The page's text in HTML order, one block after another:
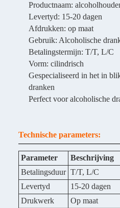
Productnaam:
Levertyd: 15-20 dagen
Afdrukken: op maat
Gebruik: Alcoholische
Betalingstermijn: T/T, L/C
Vorm: cilindrisch
Gespecialiseerd in het in
dranken
Perfect voor alcoholische
Technische parameters:
Parameter
Beschrijving
Betalingsduur T/T, L/C
Levertyd
15-20 dagen
Drukwerk
Op maat